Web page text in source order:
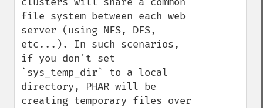
file system between each web
server (using NFS, DFS,
etc...). In such scenarios,
if you don't set
`sys_temp_dir` to a local
directory, PHAR will be
creating temporary files over